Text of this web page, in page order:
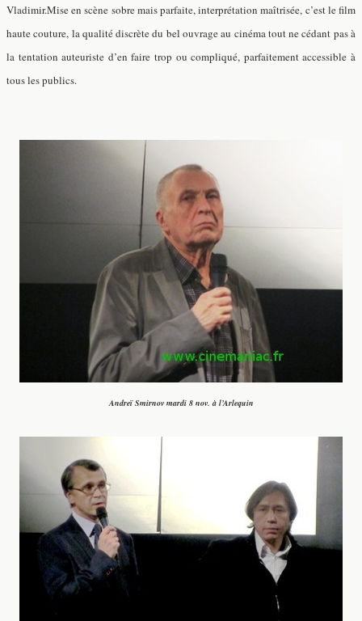
Vladimir.Mise en scène sobre mais parfaite, interprétation maîtrisée, c’est le film
haute couture, la qualité discrète du bel ouvrage au cinéma tout ne cédant pas à
la tentation auteuriste d’en faire trop ou compliqué, parfaitement accessible à
tous les publics.
Andreï Smirnov mardi 8 nov. à l’Arlequin